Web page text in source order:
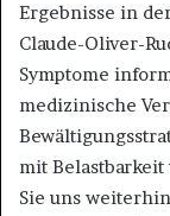
Ergebnisse in
Claude-Oliver-
Symptome
medizinische
mit
Sie uns